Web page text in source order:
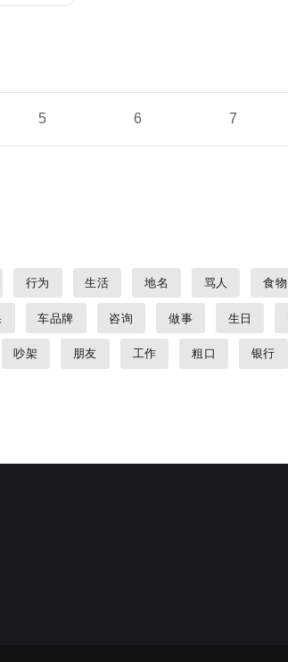
5 6 7
行为 生活 地名 骂人 食物
车品牌 咨询 做事 生日
吵架 朋友 工作 粗口 银行